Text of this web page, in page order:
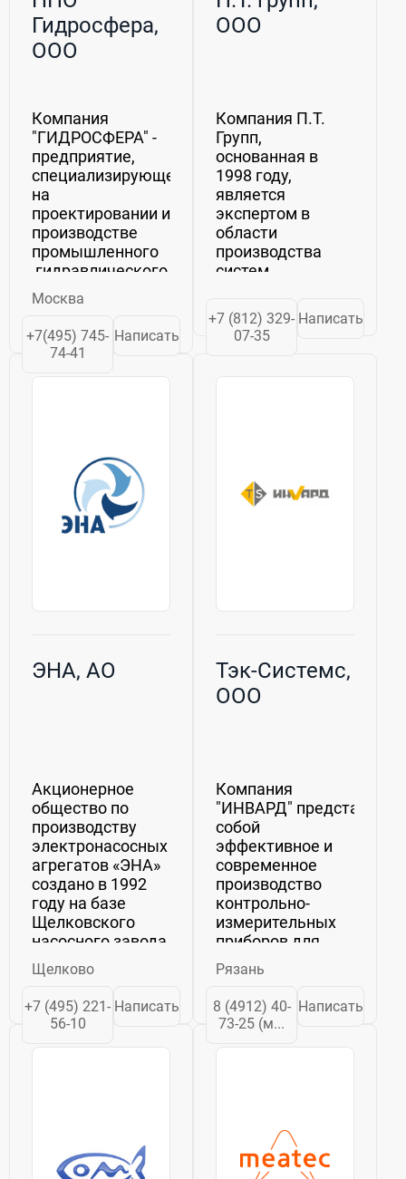
Гидросфера,
ООО
Компания
"ГИДРОСФЕРА" -
предприятие,
специализирующееся
на
проектировании и
производстве
промышленного
гидравлического
и механического
инструмента,
нестандартного
гидравлического
рабочим
Москва
+7(495) 745-
74-41
Написать
ООО
Компания П.Т.
Групп,
основанная в
1998 году,
является
экспертом в
области
производства
систем
для перемещения
продукции в
промышленных
компания
включая
ленточные
+7 (812) 329-
07-35
Написать
ЭНА, АО
Акционерное
общество по
производству
электронасосных
агрегатов «ЭНА»
создано в 1992
году на базе
Щелковского
насосного завода,
основанного в
1932 году.
Сегодня АО
«ЭНА» является
ведущих
Щелково
+7 (495) 221-
56-10
Написать
Тэк-Системс,
ООО
Компания
"ИНВАРД" представляет
собой
эффективное и
современное
производство
контрольно-
измерительных
приборов для
нефтегазовой и
нефтехимической
отраслей,
атомной
энергетики и
судостроения.
числе ...
Рязань
8 (4912) 40-
73-25 (м...
Написать